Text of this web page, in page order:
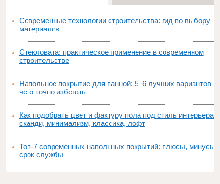
Современные технологии строительства: гид по выбору
материалов
Стекловата: практическое применение в современном
строительстве
Напольное покрытие для ванной: 5–6 лучших вариантов и
чего точно избегать
Как подобрать цвет и фактуру пола под стиль интерьера:
сканди, минимализм, классика, лофт
Топ‑7 современных напольных покрытий: плюсы, минусы,
срок службы